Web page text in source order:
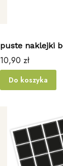
puste naklejki
Cena
10,90 zł
Do koszyka